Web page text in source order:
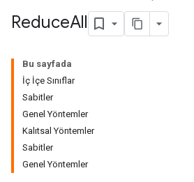
ReduceAll
Bu sayfada
İç İçe Sınıflar
Sabitler
Genel Yöntemler
Kalıtsal Yöntemler
Sabitler
Genel Yöntemler